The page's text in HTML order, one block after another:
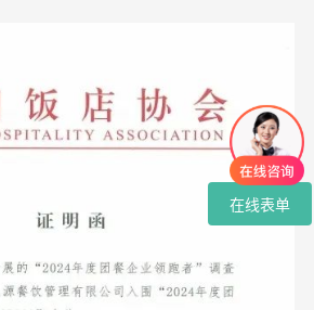
在线表单